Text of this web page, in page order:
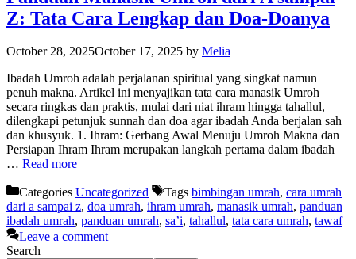
Z: Tata Cara Lengkap dan Doa-Doanya​
October 28, 2025October 17, 2025 by Melia
Ibadah Umroh adalah perjalanan spiritual yang singkat namun
penuh makna. Artikel ini menyajikan tata cara manasik Umroh
secara ringkas dan praktis, mulai dari niat ihram hingga tahallul,
dilengkapi petunjuk sunnah dan doa agar ibadah Anda berjalan sah
dan khusyuk. 1. Ihram: Gerbang Awal Menuju Umroh Makna dan
Persiapan Ihram Ihram merupakan langkah pertama dalam ibadah
… Read more
Categories Uncategorized Tags bimbingan umrah, cara umrah
dari a sampai z, doa umrah, ihram umrah, manasik umrah, panduan
ibadah umrah, panduan umrah, sa’i, tahallul, tata cara umrah, tawaf
Leave a comment
Search